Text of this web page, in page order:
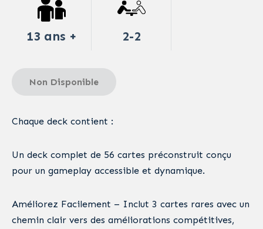
13 ans + 2-2
Non Disponible
Chaque deck contient :
Un deck complet de 56 cartes préconstruit conçu
pour un gameplay accessible et dynamique.
Améliorez Facilement – Inclut 3 cartes rares avec un
chemin clair vers des améliorations compétitives,